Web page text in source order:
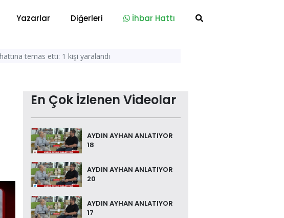
Yazarlar Diğerleri İhbar Hattı
temas etti: 1 kişi yaralandı
En Çok İzlenen Videolar
AYDIN AYHAN ANLATIYOR
18
AYDIN AYHAN ANLATIYOR
20
AYDIN AYHAN ANLATIYOR
17